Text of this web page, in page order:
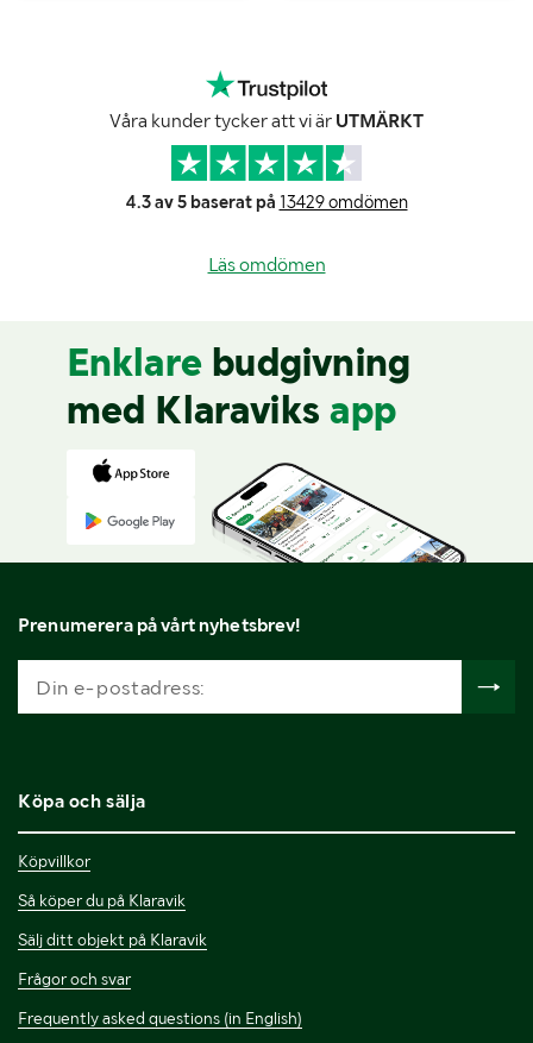
Våra kunder tycker att vi är UTMÄRKT
4.3 av 5 baserat på 13429 omdömen
Läs omdömen
Enklare budgivning
med Klaraviks app
Prenumerera på vårt nyhetsbrev!
Köpa och sälja
Köpvillkor
Så köper du på Klaravik
Sälj ditt objekt på Klaravik
Frågor och svar
Frequently asked questions (in English)